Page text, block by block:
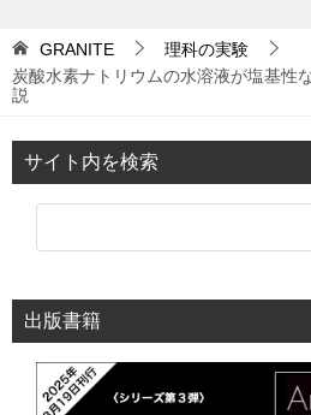
GRANITE
理科の実験
炭酸水素ナトリウムの水溶液が塩基性
説
サイト内を検索
出版書籍